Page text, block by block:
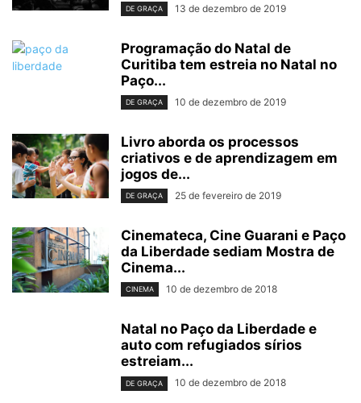
DE GRAÇA 13 de dezembro de 2019
Programação do Natal de
Curitiba tem estreia no Natal no
Paço...
DE GRAÇA 10 de dezembro de 2019
Livro aborda os processos
criativos e de aprendizagem em
jogos de...
DE GRAÇA 25 de fevereiro de 2019
Cinemateca, Cine Guarani e Paço
da Liberdade sediam Mostra de
Cinema...
CINEMA 10 de dezembro de 2018
Natal no Paço da Liberdade e
auto com refugiados sírios
estreiam...
DE GRAÇA 10 de dezembro de 2018